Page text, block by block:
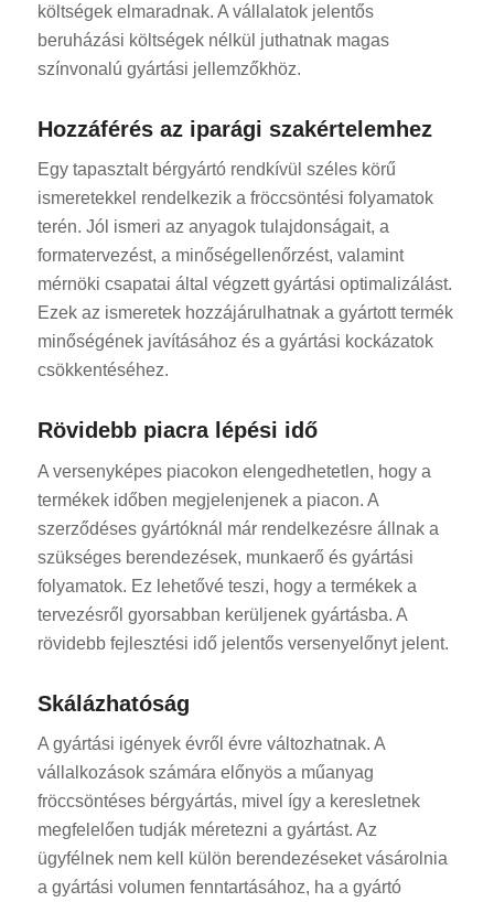
költségek elmaradnak. A vállalatok jelentős
beruházási költségek nélkül juthatnak magas
színvonalú gyártási jellemzőkhöz.
Hozzáférés az iparági szakértelemhez
Egy tapasztalt bérgyártó rendkívül széles körű
ismeretekkel rendelkezik a fröccsöntési folyamatok
terén. Jól ismeri az anyagok tulajdonságait, a
formatervezést, a minőségellenőrzést, valamint
mérnöki csapatai által végzett gyártási optimalizálást.
Ezek az ismeretek hozzájárulhatnak a gyártott termék
minőségének javításához és a gyártási kockázatok
csökkentéséhez.
Rövidebb piacra lépési idő
A versenyképes piacokon elengedhetetlen, hogy a
termékek időben megjelenjenek a piacon. A
szerződéses gyártóknál már rendelkezésre állnak a
szükséges berendezések, munkaerő és gyártási
folyamatok. Ez lehetővé teszi, hogy a termékek a
tervezésről gyorsabban kerüljenek gyártásba. A
rövidebb fejlesztési idő jelentős versenyelőnyt jelent.
Skálázhatóság
A gyártási igények évről évre változhatnak. A
vállalkozások számára előnyös a műanyag
fröccsöntéses bérgyártás, mivel így a keresletnek
megfelelően tudják méretezni a gyártást. Az
ügyfélnek nem kell külön berendezéseket vásárolnia
a gyártási volumen fenntartásához, ha a gyártó